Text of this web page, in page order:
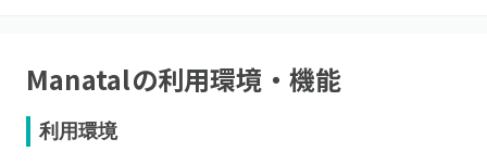
Manatalの利用環境・機能
利用環境